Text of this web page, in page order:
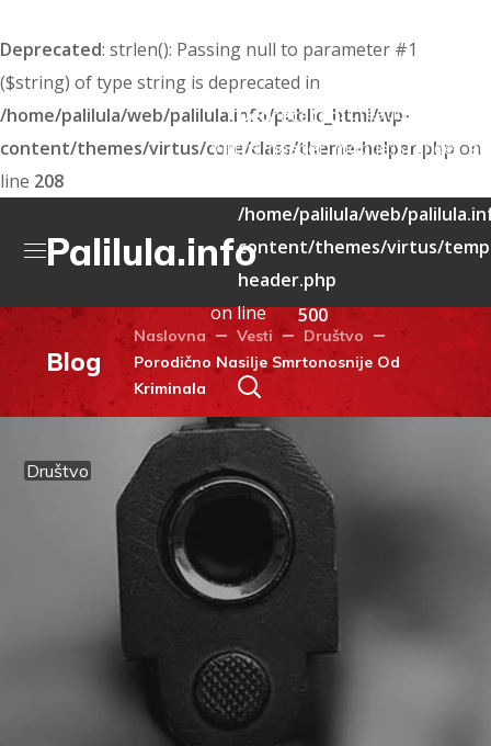
Deprecated: strlen(): Passing null to parameter #1
($string) of type string is deprecated in
/home/palilula/web/palilula.info/public_html/wp-
content/themes/virtus/core/class/theme-helper.php on
line 208
Palilula.info
Deprecated: Creation of
/home/palilula/web/
content/themes/virtus/
header.php
on line
500
Blog
Naslovna Vesti
Društvo
Porodično Nasilje Smrtonosnije Od
Kriminala
Društvo